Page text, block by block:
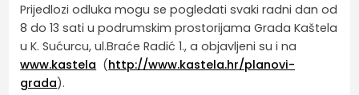
Prijedlozi odluka mogu se pogledati svaki radni dan od
8 do 13 sati u podrumskim prostorijama Grada Kaštela
u K. Sućurcu, ul.Braće Radić 1., a objavljeni su i na
www.kastela (http://www.kastela.hr/planovi-
grada).